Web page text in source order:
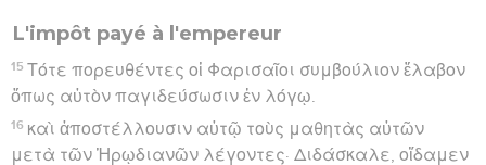
L'impôt payé à l'empereur
15 Τότε πορευθέντες οἱ Φαρισαῖοι συμβούλιον ἔλαβον
ὅπως αὐτὸν παγιδεύσωσιν ἐν λόγῳ.
16 καὶ ἀποστέλλουσιν αὐτῷ τοὺς μαθητὰς αὐτῶν
μετὰ τῶν Ἡρῳδιανῶν λέγοντες· Διδάσκαλε, οἴδαμεν